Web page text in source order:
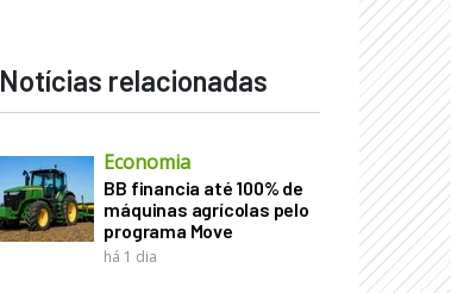
Notícias relacionadas
Economia
BB financia até 100% de
máquinas agrícolas pelo
programa Move
há 1 dia